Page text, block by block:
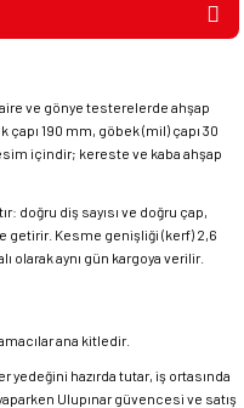
ve gönye testerelerde ahşap
190 mm, göbek (mil) çapı 30
içindir; kereste ve kaba ahşap
doğru diş sayısı ve doğru çap,
getirir. Kesme genişliği (kerf) 2,6
olarak aynı gün kargoya verilir.
ana kitledir.
yedeğini hazırda tutar, iş ortasında
Ulupınar güvencesi ve satış